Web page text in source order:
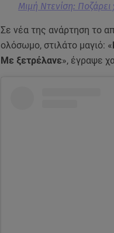
Μιμή Ντενίση: Ποζάρει
Σε νέα της ανάρτηση το
ολόσωμο, στιλάτο μαγιό: «
Με ξετρέλανε», έγραψε